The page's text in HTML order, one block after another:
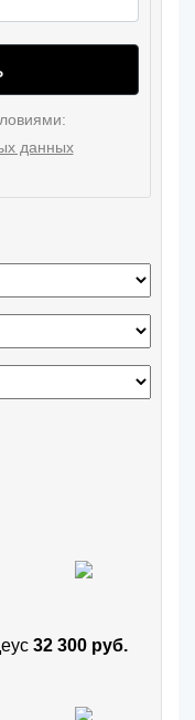
данных
32 300 руб.